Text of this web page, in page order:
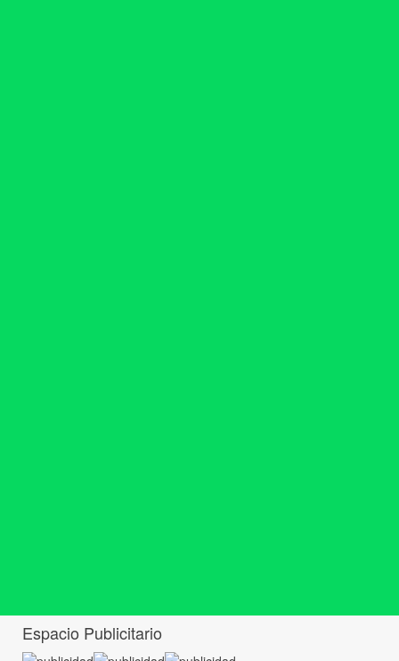
Espacio Publicitario